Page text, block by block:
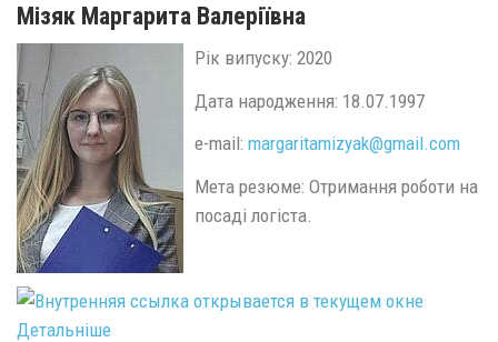
Мізяк Маргарита Валеріївна
Рік випуску: 2020
Дата народження: 18.07.1997
e-mail: margaritamizyak@gmail.com
Мета резюме: Отримання роботи на
посаді логіста.
Детальніше